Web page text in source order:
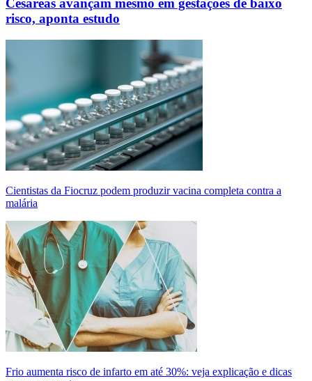
Cesáreas avançam mesmo em gestações de baixo
risco, aponta estudo
Cientistas da Fiocruz podem produzir vacina completa contra a
malária
Frio aumenta risco de infarto em até 30%: veja explicação e dicas